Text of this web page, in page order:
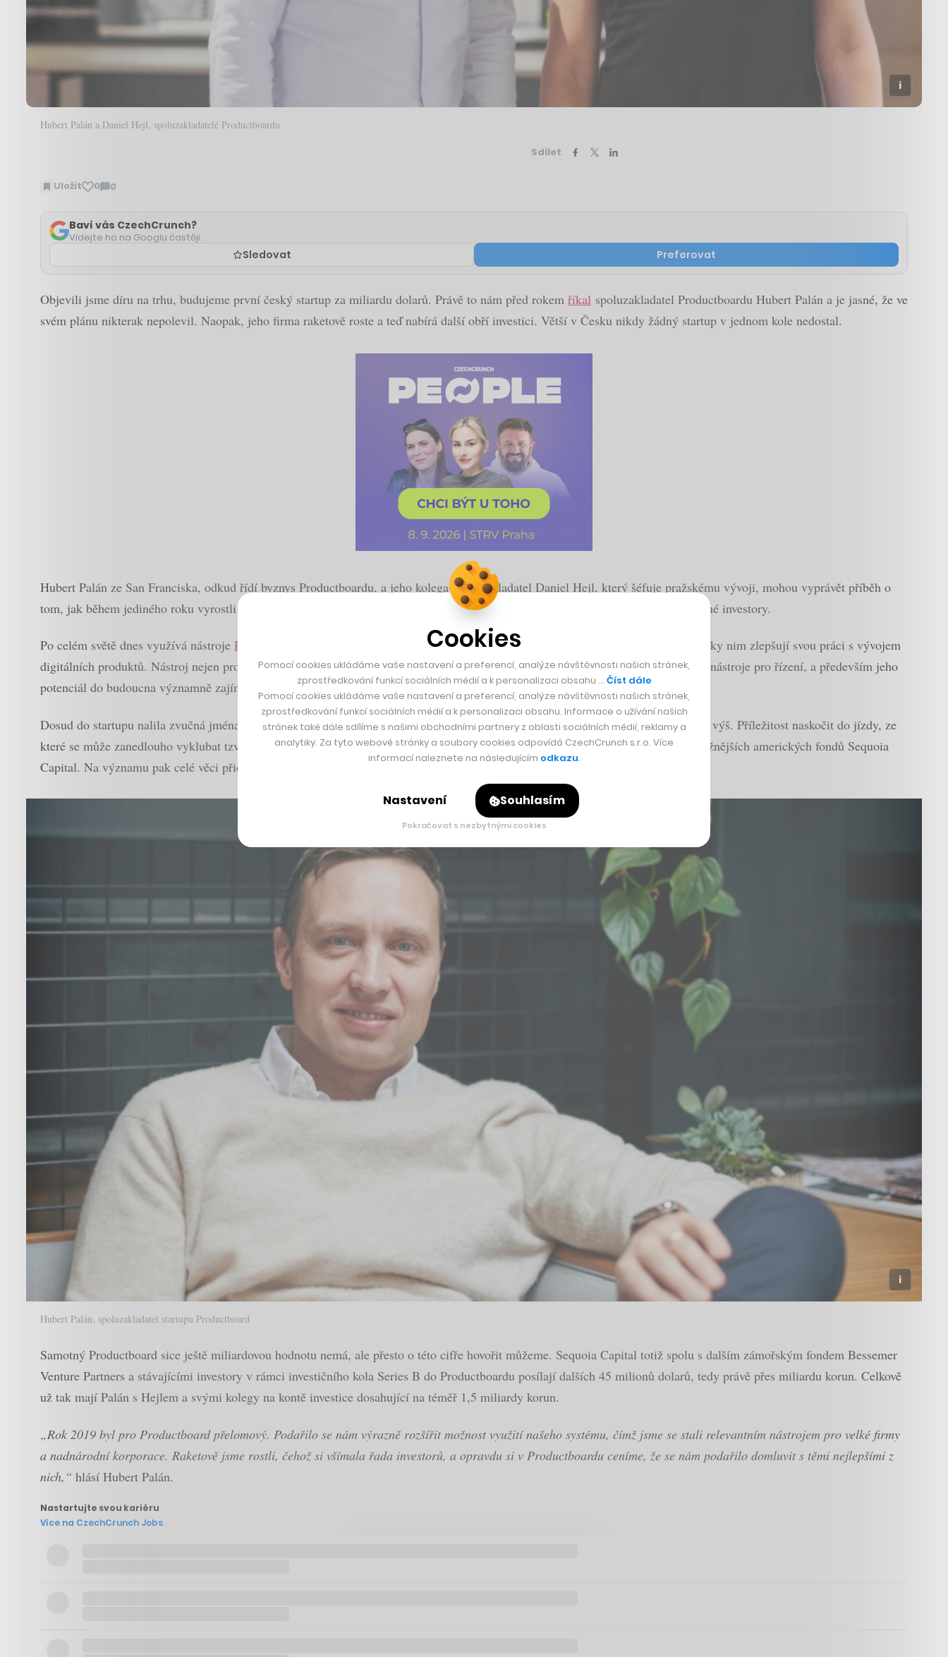
Hubert Palán a Daniel Hejl, spoluzakladatelé Productboardu
Sdílet
Uložit 0 0
Zobrazit
Baví vás CzechCrunch?
Vídejte ho na Googlu častěji.
Sledovat Preferovat
Objevili jsme díru na trhu, budujeme první český startup za miliardu dolarů. Právě to nám před rokem říkal spoluzakladatel Productboardu Hubert Palán a je jasné, že ve
svém plánu nikterak nepolevil. Naopak, jeho firma raketově roste a teď nabírá další obří investici. Větší v Česku nikdy žádný startup v jednom kole nedostal.
Hubert Palán ze San Franciska, odkud řídí byznys Productboardu, a jeho kolega-spoluzakladatel Daniel Hejl, který šéfuje pražskému vývoji, mohou vyprávět příběh o
tom, jak během jediného roku vyrostli ze 46 lidí na 116 zaměstnanců, svůj produkt prodali stovkám velkých firem a přilákali zvučné investory.
Po celém světě dnes využívá nástroje Productboardu
přes dva a půl tisíce firem včetně Microsoftu, Avastu nebo Zendesku, které díky nim zlepšují svou práci s vývojem
digitálních produktů. Nástroj nejen pro produktové manažery, jenž v mnoha firmách nahrazuje nekonečné tabulky v Excelu a další nástroje pro řízení, a především jeho
potenciál do budoucna významně zajímá i investory.
Dosud do startupu nalila zvučná jména z Česka i zahraničí téměř 20 milionů dolarů a nyní se Productboard posouvá ještě o úroveň výš. Příležitost naskočit do jízdy, ze
které se může zanedlouho vyklubat tzv. jednorožec, tedy startup s hodnotou přes miliardu dolarů, si nenechal ujít jeden z nejprestižnějších amerických fondů Sequoia
Capital. Na významu pak celé věci přidává skutečnost, že to je jeho vůbec první investice v Česku.
Hubert Palán, spoluzakladatel startupu Productboard
Samotný Productboard sice ještě miliardovou hodnotu nemá, ale přesto o této cifře hovořit můžeme. Sequoia Capital totiž spolu s dalším zámořským fondem Bessemer
Venture Partners a stávajícími investory v rámci investičního kola Series B do Productboardu posílají dalších 45 milionů dolarů, tedy právě přes miliardu korun. Celkově
už tak mají Palán s Hejlem a svými kolegy na kontě investice dosahující na téměř 1,5 miliardy korun.
„Rok 2019 byl pro Productboard přelomový. Podařilo se nám výrazně rozšířit možnost využití našeho systému, čímž jsme se stali relevantním nástrojem pro velké firmy
a nadnárodní korporace. Raketově jsme rostli, čehož si všímala řada investorů, a opravdu si v Productboardu ceníme, že se nám podařilo domluvit s těmi nejlepšími z
nich,“ hlásí Hubert Palán.
Nastartujte svou kariéru
Více na CzechCrunch Jobs
Cookies
Pomocí cookies ukládáme vaše nastavení a preferencí, analýze návštěvnosti našich stránek,
zprostředkování funkcí sociálních médií a k personalizaci obsahu … Číst dále
Pomocí cookies ukládáme vaše nastavení a preferencí, analýze návštěvnosti našich stránek,
zprostředkování funkcí sociálních médií a k personalizaci obsahu. Informace o užívání našich
stránek také dále sdílíme s našimi obchodními partnery z oblasti sociálních médií, reklamy a
analytiky. Za tyto webové stránky a soubory cookies odpovídá CzechCrunch s.r.o. Více
informací naleznete na následujícím odkazu.
Nastavení Souhlasím
Pokračovat s nezbytnými cookies